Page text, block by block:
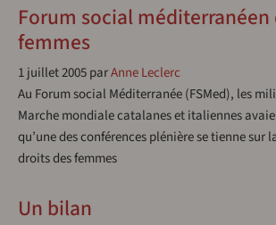
Forum social méditerranéen
femmes
1 juillet 2005parAnne Leclerc
Au Forum social Méditerranée (FSMed), les
Marche mondiale catalanes et italiennes
qu’une des conférences plénière se tienne sur
droits des femmes
Un bilan